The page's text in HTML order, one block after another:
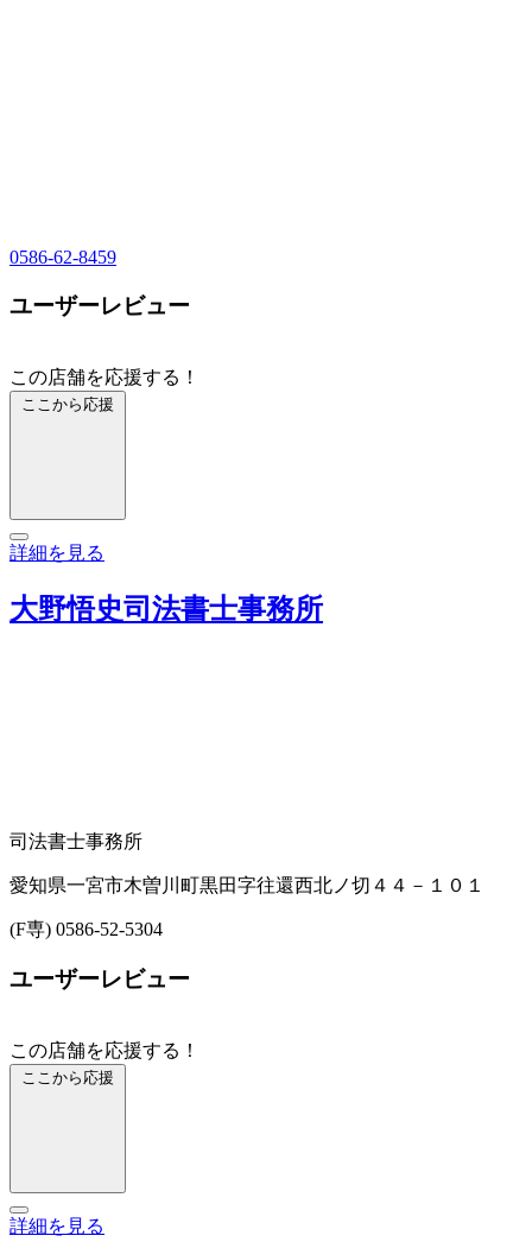
0586-62-8459
ユーザーレビュー
この店舗を応援する！
ここから応援
詳細を見る
大野悟史司法書士事務所
司法書士事務所
愛知県一宮市木曽川町黒田字往還西北ノ切４４－１０１
(F専) 0586-52-5304
ユーザーレビュー
この店舗を応援する！
ここから応援
詳細を見る